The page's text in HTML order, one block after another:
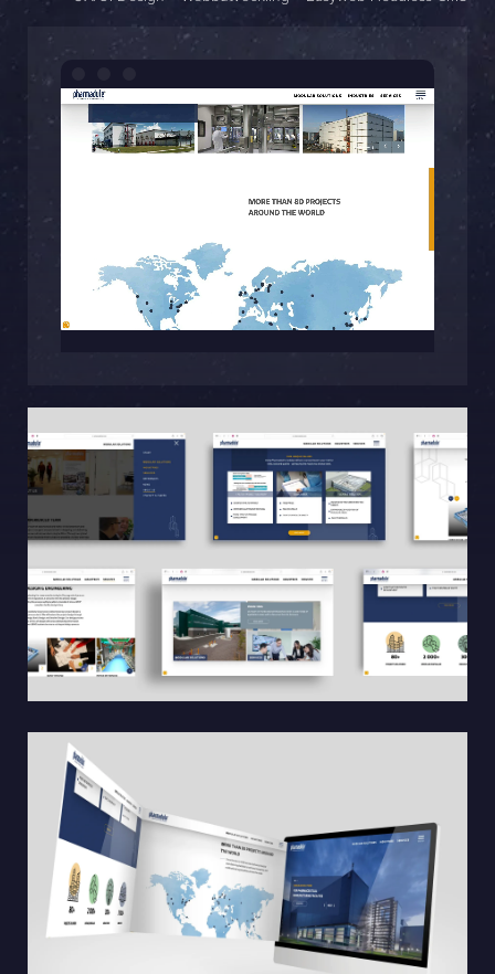
Telefon *
Meddelande
Skicka meddelande
115 26 STHLM
Se på karta
+468-665 00 30
hej@sphinxly.se
Befintlig kund? Support
Om oss / Kontaktpersoner
Karriär på Sphinxly
LIA / Praktik